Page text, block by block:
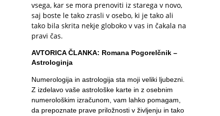
vsega, kar se mora prenoviti iz starega v novo,
saj boste le tako zrasli v osebo, ki je tako ali
tako bila skrita nekje globoko v vas in čakala na
pravi čas.
AVTORICA ČLANKA: Romana Pogorelčnik –
Astrologinja
Numerologija in astrologija sta moji veliki ljubezni.
Z izdelavo vaše astrološke karte in z osebnim
numerološkim izračunom, vam lahko pomagam,
da prepoznate prave priložnosti v življenju in tako